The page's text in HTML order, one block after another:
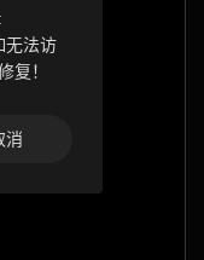
无法访
复！
消